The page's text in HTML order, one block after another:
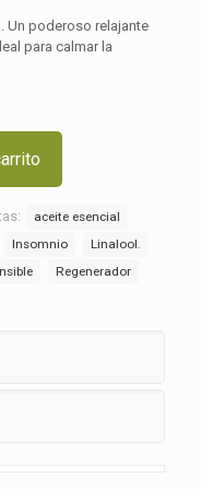
Un poderoso relajante
para calmar la
aceite esencial
Insomnio
Linalool.
Regenerador